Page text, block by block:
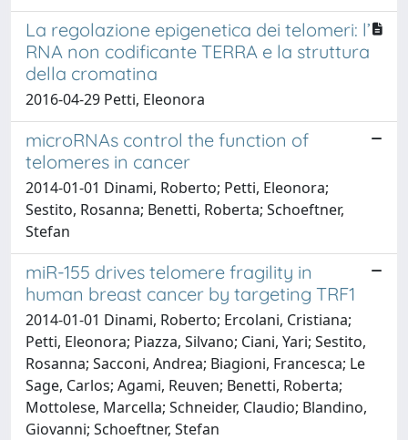
La regolazione epigenetica dei telomeri: l’
RNA non codificante TERRA e la struttura
della cromatina
2016-04-29 Petti, Eleonora
microRNAs control the function of
telomeres in cancer
2014-01-01 Dinami, Roberto; Petti, Eleonora;
Sestito, Rosanna; Benetti, Roberta; Schoeftner,
Stefan
miR-155 drives telomere fragility in
human breast cancer by targeting TRF1
2014-01-01 Dinami, Roberto; Ercolani, Cristiana;
Petti, Eleonora; Piazza, Silvano; Ciani, Yari; Sestito,
Rosanna; Sacconi, Andrea; Biagioni, Francesca; Le
Sage, Carlos; Agami, Reuven; Benetti, Roberta;
Mottolese, Marcella; Schneider, Claudio; Blandino,
Giovanni; Schoeftner, Stefan